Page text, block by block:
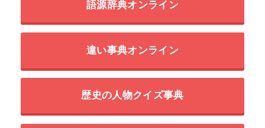
語源辞典オンライン
違い事典オンライン
歴史の人物クイズ事典